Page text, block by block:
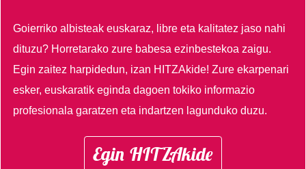
Goierriko albisteak euskaraz, libre eta kalitatez jaso nahi
dituzu? Horretarako zure babesa ezinbestekoa zaigu.
Egin zaitez harpidedun, izan HITZAkide!Zure ekarpenari
esker, euskaratik eginda dagoen tokiko informazio
profesionala garatzen eta indartzen lagunduko duzu.
Egin HITZAkide